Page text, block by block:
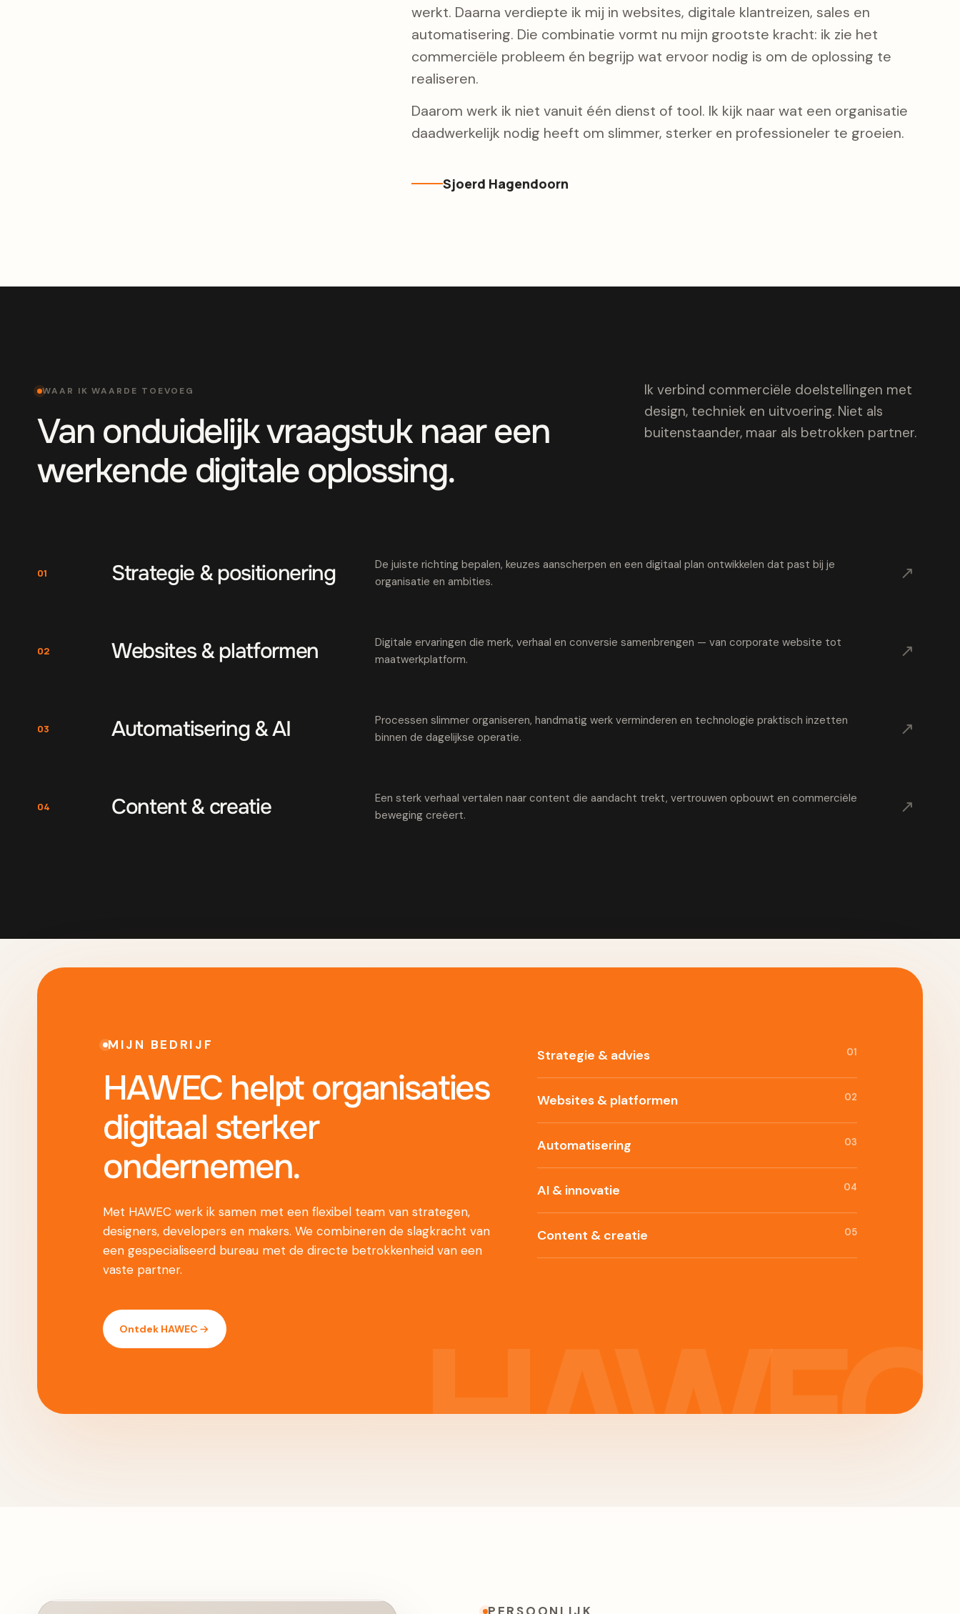
werkt. Daarna verdiepte ik mij in websites, digitale klantreizen, sales en
automatisering. Die combinatie vormt nu mijn grootste kracht: ik zie het
commerciële probleem én begrijp wat ervoor nodig is om de oplossing te
realiseren.
Daarom werk ik niet vanuit één dienst of tool. Ik kijk naar wat een organisatie
daadwerkelijk nodig heeft om slimmer, sterker en professioneler te groeien.
Sjoerd Hagendoorn
WAAR IK WAARDE TOEVOEG
Van onduidelijk vraagstuk naar een
werkende digitale oplossing.
Ik verbind commerciële doelstellingen met
design, techniek en uitvoering. Niet als
buitenstaander, maar als betrokken partner.
01 Strategie & positionering
De juiste richting bepalen, keuzes aanscherpen en een digitaal plan ontwikkelen dat past bij je
organisatie en ambities.
↗
02 Websites & platformen
Digitale ervaringen die merk, verhaal en conversie samenbrengen — van corporate website tot
maatwerkplatform.
↗
03 Automatisering & AI
Processen slimmer organiseren, handmatig werk verminderen en technologie praktisch inzetten
binnen de dagelijkse operatie.
↗
04 Content & creatie
Een sterk verhaal vertalen naar content die aandacht trekt, vertrouwen opbouwt en commerciële
beweging creëert.
↗
MIJN BEDRIJF
HAWEC helpt organisaties
digitaal sterker
ondernemen.
Met HAWEC werk ik samen met een flexibel team van strategen,
designers, developers en makers. We combineren de slagkracht van
een gespecialiseerd bureau met de directe betrokkenheid van een
vaste partner.
Ontdek HAWEC
Strategie & advies 01
Websites & platformen 02
Automatisering 03
AI & innovatie 04
Content & creatie 05